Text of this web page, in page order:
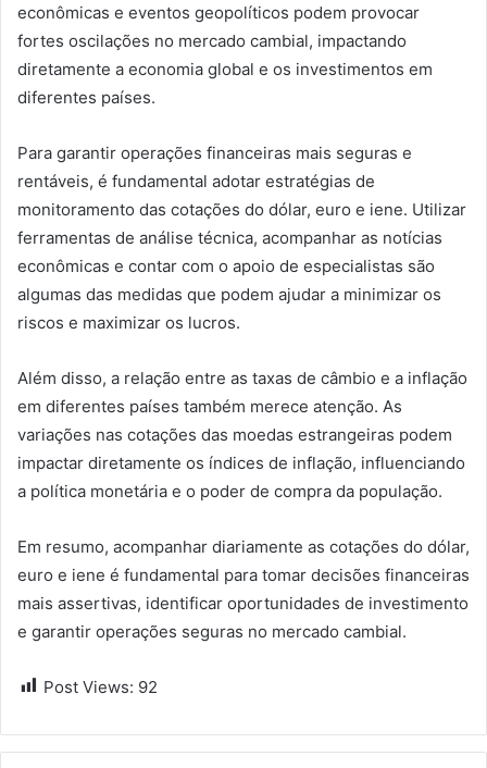
econômicas e eventos geopolíticos podem provocar
fortes oscilações no mercado cambial, impactando
diretamente a economia global e os investimentos em
diferentes países.
Para garantir operações financeiras mais seguras e
rentáveis, é fundamental adotar estratégias de
monitoramento das cotações do dólar, euro e iene. Utilizar
ferramentas de análise técnica, acompanhar as notícias
econômicas e contar com o apoio de especialistas são
algumas das medidas que podem ajudar a minimizar os
riscos e maximizar os lucros.
Além disso, a relação entre as taxas de câmbio e a inflação
em diferentes países também merece atenção. As
variações nas cotações das moedas estrangeiras podem
impactar diretamente os índices de inflação, influenciando
a política monetária e o poder de compra da população.
Em resumo, acompanhar diariamente as cotações do dólar,
euro e iene é fundamental para tomar decisões financeiras
mais assertivas, identificar oportunidades de investimento
e garantir operações seguras no mercado cambial.
Post Views: 92